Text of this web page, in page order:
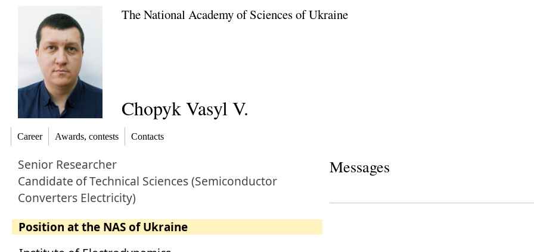
The National Academy of Sciences of Ukraine
Chopyk Vasyl V.
Career Awards, contests Contacts
Senior Researcher
Candidate ofTechnical Sciences (Semiconductor
Converters Electricity)
Position at the NAS of Ukraine
Messages